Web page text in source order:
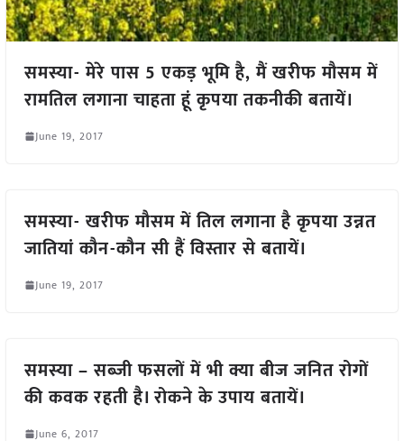
समस्या- मेरे पास 5 एकड़ भूमि है, मैं खरीफ मौसम में
रामतिल लगाना चाहता हूं कृपया तकनीकी बतायें।
June 19, 2017
समस्या- खरीफ मौसम में तिल लगाना है कृपया उन्नत
जातियां कौन-कौन सी हैं विस्तार से बतायें।
June 19, 2017
समस्या – सब्जी फसलों में भी क्या बीज जनित रोगों
की कवक रहती है। रोकने के उपाय बतायें।
June 6, 2017